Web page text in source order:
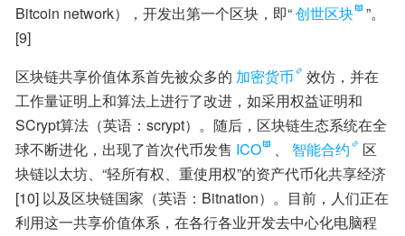
Bitcoin network），开发出第一个区块，即“创世区块
”。
[9]
区块链共享价值体系首先被众多的 加密货币
效仿，并在
工作量证明上和算法上进行了改进，如采用权益证明和
SCrypt算法（英语：scrypt）。随后，区块链生态系统在全
球不断进化，出现了首次代币发售 ICO 、 智能合约
区
块链以太坊、“轻所有权、重使用权”的资产代币化共享经济
[10] 以及区块链国家（英语：Bitnation）。目前，人们正在
利用这一共享价值体系，在各行各业开发去中心化电脑程